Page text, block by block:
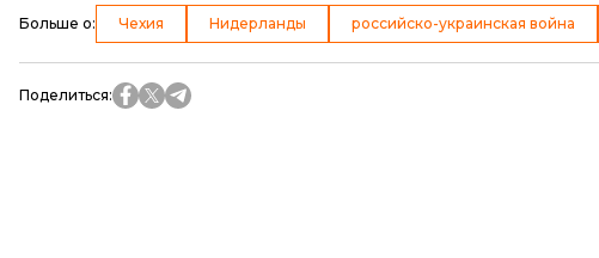
Больше о: Чехия Нидерланды российско-украинская война
Поделиться: